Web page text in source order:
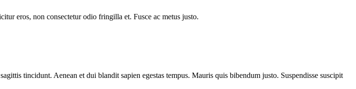
eros, non consectetur odio fringilla et. Fusce ac metus justo.
tincidunt. Aenean et dui blandit sapien egestas tempus. Mauris quis bibendum justo. Suspendisse suscipit